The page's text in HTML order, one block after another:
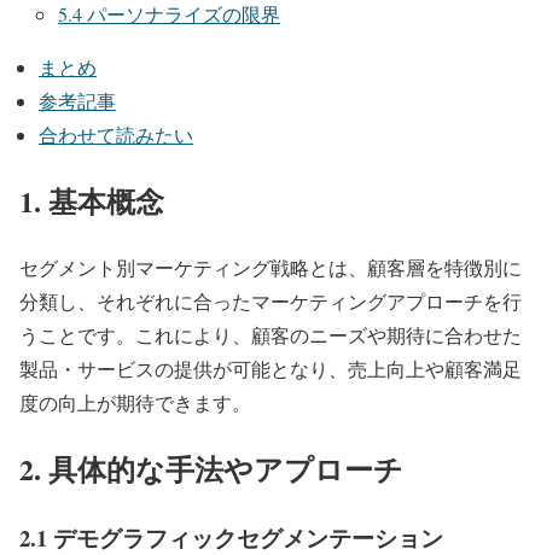
5.4 パーソナライズの限界
まとめ
参考記事
合わせて読みたい
1. 基本概念
セグメント別マーケティング戦略とは、顧客層を特徴別に
分類し、それぞれに合ったマーケティングアプローチを行
うことです。これにより、顧客のニーズや期待に合わせた
製品・サービスの提供が可能となり、売上向上や顧客満足
度の向上が期待できます。
2. 具体的な手法やアプローチ
2.1 デモグラフィックセグメンテーション